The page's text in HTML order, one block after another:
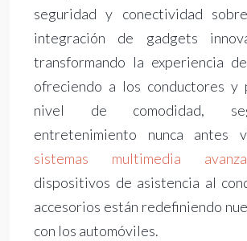
seguridad y conectividad
integración de gadgets
transformando la experiencia
ofreciendo a los conductores y
nivel de comodidad,
entretenimiento nunca antes
sistemas multimedia
dispositivos de asistencia al
accesorios están redefiniendo
con los automóviles.